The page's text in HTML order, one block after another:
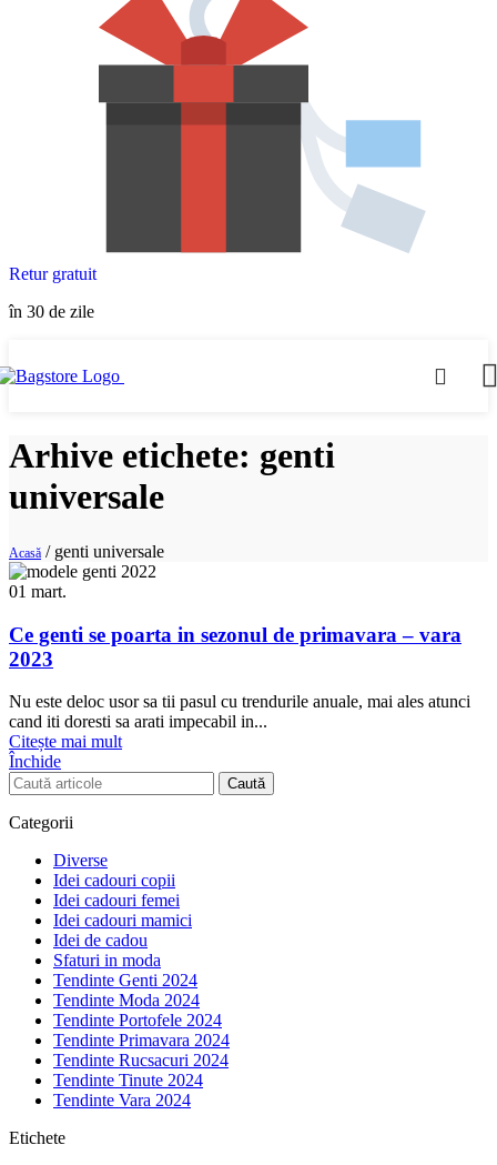
Retur gratuit
în 30 de zile
Arhive etichete: genti
universale
Acasă / genti universale
01 mart.
Ce genti se poarta in sezonul de primavara – vara
2023
Nu este deloc usor sa tii pasul cu trendurile anuale, mai ales atunci
cand iti doresti sa arati impecabil in...
Citește mai mult
Închide
Caută
Categorii
Diverse
Idei cadouri copii
Idei cadouri femei
Idei cadouri mamici
Idei de cadou
Sfaturi in moda
Tendinte Genti 2024
Tendinte Moda 2024
Tendinte Portofele 2024
Tendinte Primavara 2024
Tendinte Rucsacuri 2024
Tendinte Tinute 2024
Tendinte Vara 2024
Etichete